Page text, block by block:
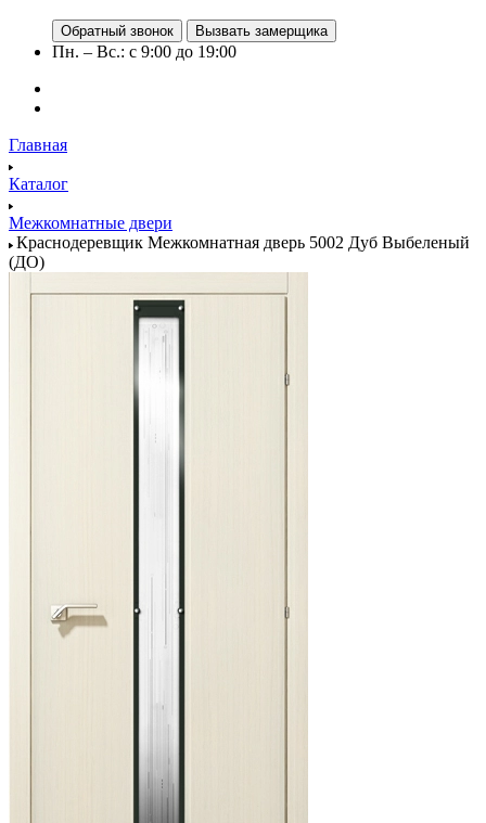
Обратный звонок Вызвать замерщика
Пн. – Вс.: с 9:00 до 19:00
Главная
Каталог
Межкомнатные двери
Краснодеревщик Межкомнатная дверь 5002 Дуб Выбеленый
(ДО)